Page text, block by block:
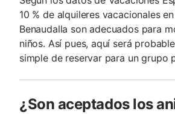
10 % de alquileres vacacionales
Benaudalla son adecuados para
niños. Así pues, aquí será
simple de reservar para un grupo
¿Son aceptados los